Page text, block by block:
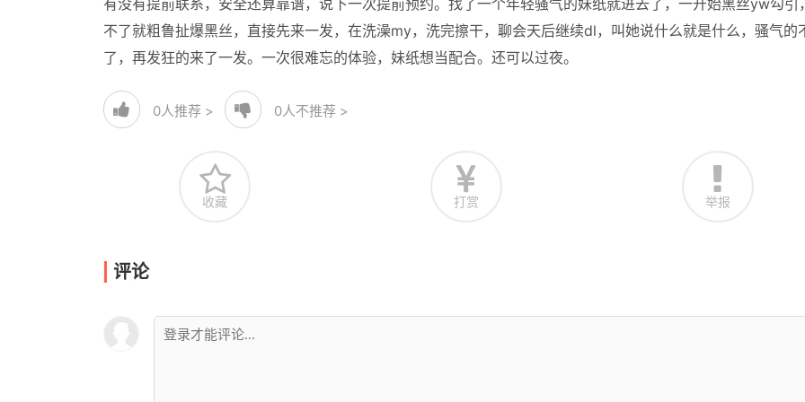
有没有提前联系，安全还算靠谱，说下一次提前预约。找了一个年轻骚气的妹纸就进去了，一开始黑丝yw勾引
不了就粗鲁扯爆黑丝，直接先来一发，在洗澡my，洗完擦干，聊会天后继续dl，叫她说什么就是什么，骚气的
了，再发狂的来了一发。一次很难忘的体验，妹纸想当配合。还可以过夜。
0人推荐 > 0人不推荐 >
收藏 打赏 举报
评论